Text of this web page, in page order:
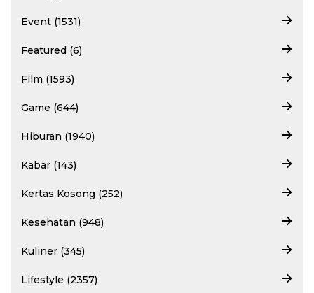
Event (1531)
Featured (6)
Film (1593)
Game (644)
Hiburan (1940)
Kabar (143)
Kertas Kosong (252)
Kesehatan (948)
Kuliner (345)
Lifestyle (2357)